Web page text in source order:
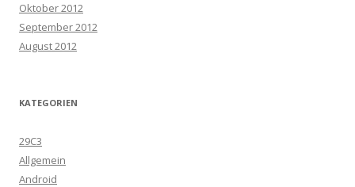
Oktober 2012
September 2012
August 2012
KATEGORIEN
29C3
Allgemein
Android